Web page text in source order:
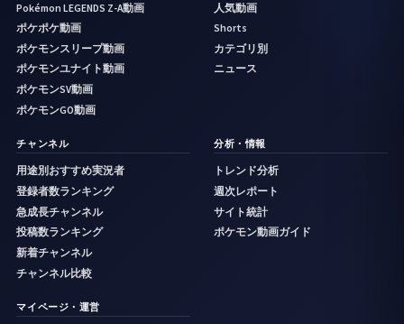
Pokémon LEGENDS Z-A動画
ポケポケ動画
ポケモンスリープ動画
ポケモンユナイト動画
ポケモンSV動画
ポケモンGO動画
人気動画
Shorts
カテゴリ別
ニュース
チャンネル
用途別おすすめ実況者
登録者数ランキング
急成長チャンネル
投稿数ランキング
新着チャンネル
チャンネル比較
分析・情報
トレンド分析
週次レポート
サイト統計
ポケモン動画ガイド
マイページ・運営